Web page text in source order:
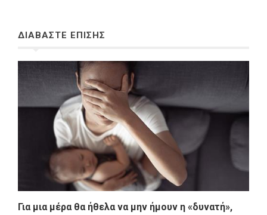
ΔΙΑΒΑΣΤΕ ΕΠΙΣΗΣ
Για μια μέρα θα ήθελα να μην ήμουν η «δυνατή»,